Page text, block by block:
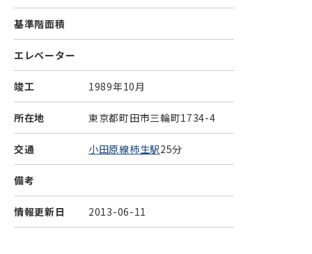
基準階面積
エレベーター
竣工 1989年10月
所在地 東京都町田市三輪町1734-4
交通 小田原線柿生駅25分
備考
情報更新日 2013-06-11